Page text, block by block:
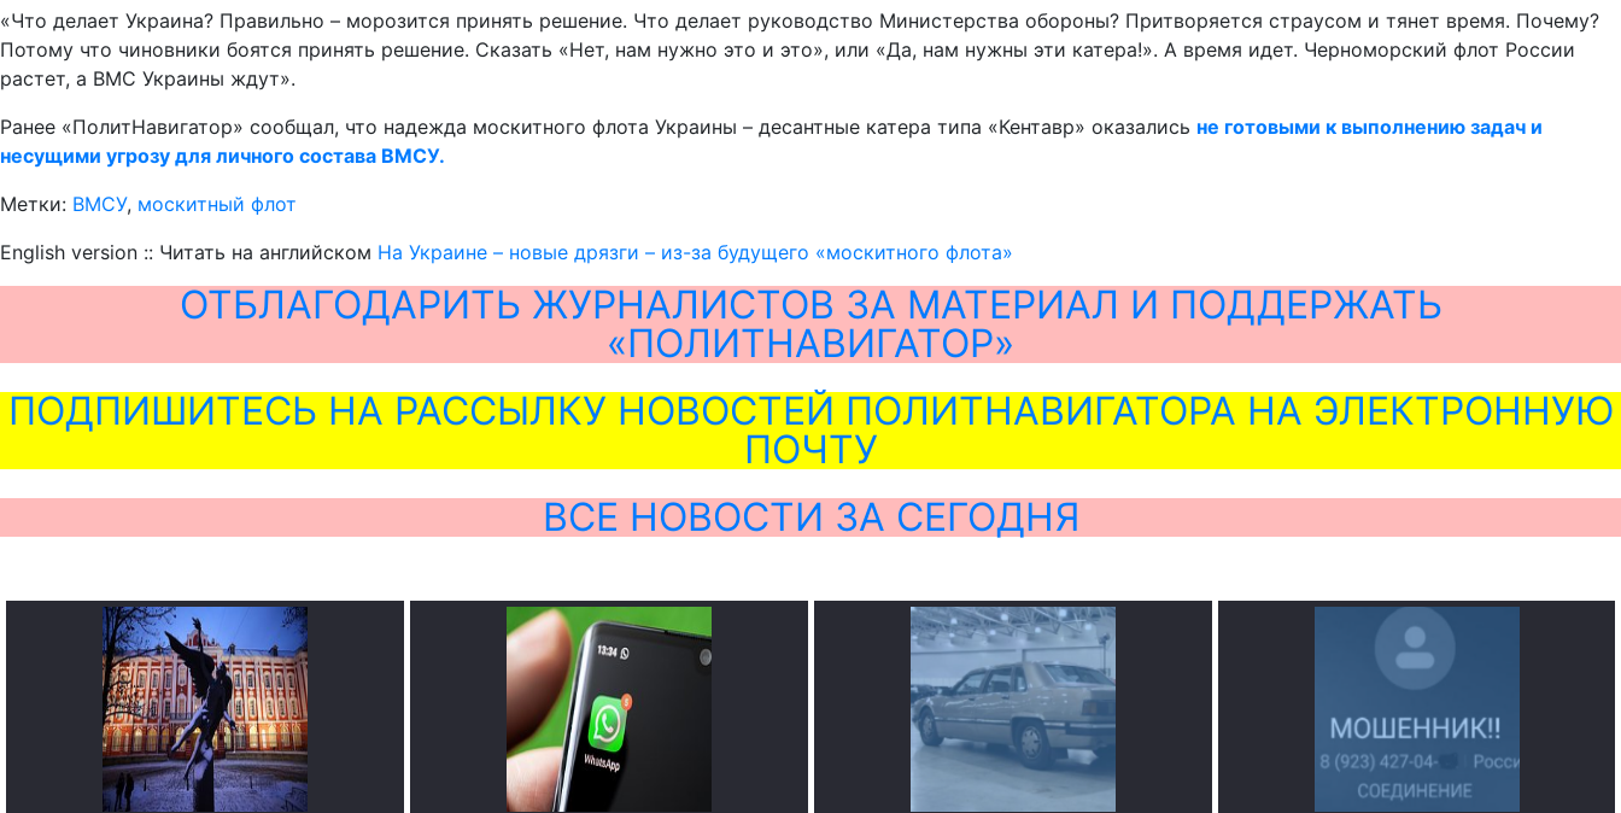
«Что делает Украина? Правильно – морозится принять решение. Что делает руководство Министерства обороны? Притворяется страусом и тянет время. Почему?
Потому что чиновники боятся принять решение. Сказать «Нет, нам нужно это и это», или «Да, нам нужны эти катера!». А время идет. Черноморский флот России
растет, а ВМС Украины ждут».
Ранее «ПолитНавигатор» сообщал, что надежда москитного флота Украины – десантные катера типа «Кентавр» оказались не готовыми к выполнению задач и
несущими угрозу для личного состава ВМСУ.
Метки: ВМСУ, москитный флот
English version :: Читать на английском На Украине – новые дрязги – из-за будущего «москитного флота»
ОТБЛАГОДАРИТЬ ЖУРНАЛИСТОВ ЗА МАТЕРИАЛ И ПОДДЕРЖАТЬ
«ПОЛИТНАВИГАТОР»
ПОДПИШИТЕСЬ НА РАССЫЛКУ НОВОСТЕЙ ПОЛИТНАВИГАТОРА НА ЭЛЕКТРОННУЮ
ПОЧТУ
ВСЕ НОВОСТИ ЗА СЕГОДНЯ